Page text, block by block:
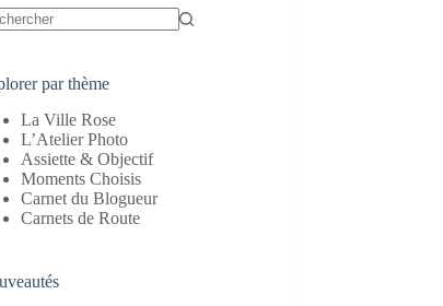
par thème
La Ville Rose
L’Atelier Photo
Assiette & Objectif
Moments Choisis
Carnet du Blogueur
Carnets de Route